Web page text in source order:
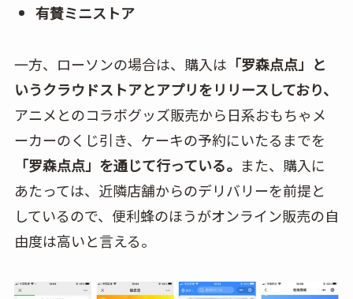
有賛ミニストア
一方、ローソンの場合は、購入は 「罗森点点」と
いうクラウドストアとアプリをリリースしており、
アニメとのコラボグッズ販売から日系おもちゃメ
ーカーのくじ引き、ケーキの予約にいたるまでを
「罗森点点」を通じて行っている。 また、購入に
あたっては、近隣店舗からのデリバリーを前提と
しているので、便利蜂のほうがオンライン販売の自
由度は高いと言える。